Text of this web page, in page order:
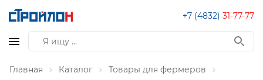
+7 (4832) 31-77-77
Главная Каталог
Товары для фермеров